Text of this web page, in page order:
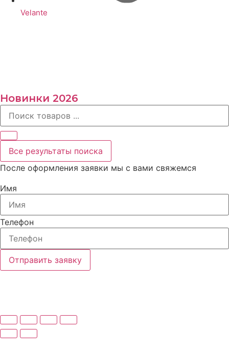
Velante
Новинки 2026
Все результаты поиска
После оформления заявки мы с вами свяжемся
Имя
Телефон
Отправить заявку